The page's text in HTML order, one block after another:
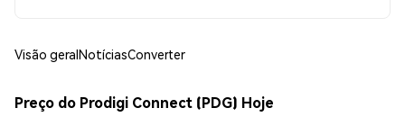
Visão geralNotíciasConverter
Preço do Prodigi Connect (PDG) Hoje